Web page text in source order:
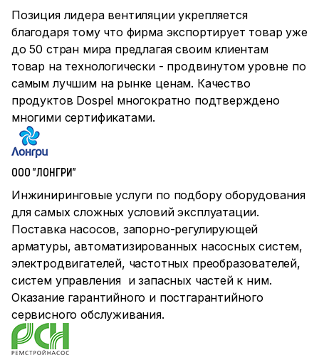
Позиция лидера вентиляции укрепляется
благодаря тому что фирма экспортирует товар уже
до 50 стран мира предлагая своим клиентам
товар на технологически - продвинутом уровне по
самым лучшим на рынке ценам. Качество
продуктов Dospel многократно подтверждено
многими сертификатами.
ООО "ЛОНГРИ"
Инжиниринговые услуги по подбору оборудования
для самых сложных условий эксплуатации.
Поставка насосов, запорно-регулирующей
арматуры, автоматизированных насосных систем,
электродвигателей, частотных преобразователей,
систем управления и запасных частей к ним.
Оказание гарантийного и постгарантийного
сервисного обслуживания.